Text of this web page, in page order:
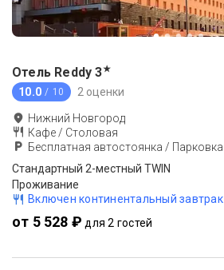
Отель Reddy 3★
10.0 / 10 2 оценки
Нижний Новгород
Кафе / Столовая
Бесплатная автостоянка / Парковка
Стандартный 2-местный TWIN
Проживание
Включен континентальный завтрак
от 5 528 ₽ для 2 гостей